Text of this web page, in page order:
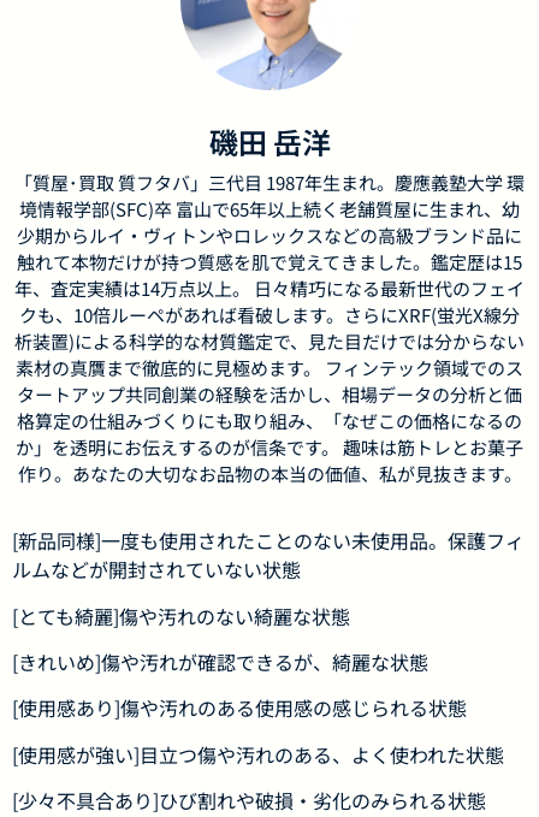
磯田 岳洋
「質屋･買取 質フタバ」三代目 1987年生まれ。慶應義塾大学 環
境情報学部(SFC)卒 富山で65年以上続く老舗質屋に生まれ、幼
少期からルイ・ヴィトンやロレックスなどの高級ブランド品に
触れて本物だけが持つ質感を肌で覚えてきました。鑑定歴は15
年、査定実績は14万点以上。 日々精巧になる最新世代のフェイ
クも、10倍ルーペがあれば看破します。さらにXRF(蛍光X線分
析装置)による科学的な材質鑑定で、見た目だけでは分からない
素材の真贋まで徹底的に見極めます。 フィンテック領域でのス
タートアップ共同創業の経験を活かし、相場データの分析と価
格算定の仕組みづくりにも取り組み、「なぜこの価格になるの
か」を透明にお伝えするのが信条です。 趣味は筋トレとお菓子
作り。あなたの大切なお品物の本当の価値、私が見抜きます。
[新品同様]一度も使用されたことのない未使用品。保護フィ
ルムなどが開封されていない状態
[とても綺麗]傷や汚れのない綺麗な状態
[きれいめ]傷や汚れが確認できるが、綺麗な状態
[使用感あり]傷や汚れのある使用感の感じられる状態
[使用感が強い]目立つ傷や汚れのある、よく使われた状態
[少々不具合あり]ひび割れや破損・劣化のみられる状態